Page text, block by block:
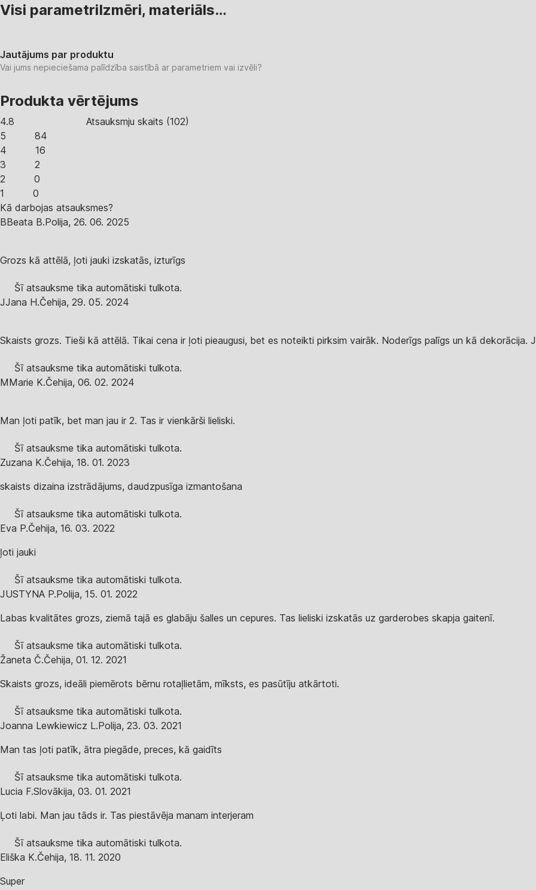
Visi parametriIzmēri, materiāls…
Jautājums par produktu
Vai jums nepieciešama palīdzība saistībā ar parametriem vai izvēli?
Produkta vērtējums
4.8 Atsauksmju skaits (102)
5
84
4
16
3
2
2
0
1
0
Kā darbojas atsauksmes?
BBeata B.Polija, 26. 06. 2025
Grozs kā attēlā, ļoti jauki izskatās, izturīgs
Šī atsauksme tika automātiski tulkota.
JJana H.Čehija, 29. 05. 2024
Skaists grozs. Tieši kā attēlā. Tikai cena ir ļoti pieaugusi, bet es noteikti pirksim vairāk. Noderīgs palīgs un kā dekorācija.
Šī atsauksme tika automātiski tulkota.
MMarie K.Čehija, 06. 02. 2024
Man ļoti patīk, bet man jau ir 2. Tas ir vienkārši lieliski.
Šī atsauksme tika automātiski tulkota.
Zuzana K.Čehija, 18. 01. 2023
skaists dizaina izstrādājums, daudzpusīga izmantošana
Šī atsauksme tika automātiski tulkota.
Eva P.Čehija, 16. 03. 2022
ļoti jauki
Šī atsauksme tika automātiski tulkota.
JUSTYNA P.Polija, 15. 01. 2022
Labas kvalitātes grozs, ziemā tajā es glabāju šalles un cepures. Tas lieliski izskatās uz garderobes skapja gaitenī.
Šī atsauksme tika automātiski tulkota.
Žaneta Č.Čehija, 01. 12. 2021
Skaists grozs, ideāli piemērots bērnu rotaļlietām, mīksts, es pasūtīju atkārtoti.
Šī atsauksme tika automātiski tulkota.
Joanna Lewkiewicz L.Polija, 23. 03. 2021
Man tas ļoti patīk, ātra piegāde, preces, kā gaidīts
Šī atsauksme tika automātiski tulkota.
Lucia F.Slovākija, 03. 01. 2021
Ļoti labi. Man jau tāds ir. Tas piestāvēja manam interjeram
Šī atsauksme tika automātiski tulkota.
Eliška K.Čehija, 18. 11. 2020
Super